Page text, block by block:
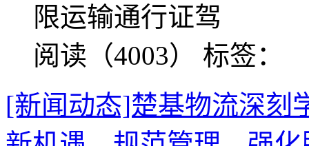
限运输通行证驾
阅读（4003） 标签：
[新闻动态]楚基物流深刻